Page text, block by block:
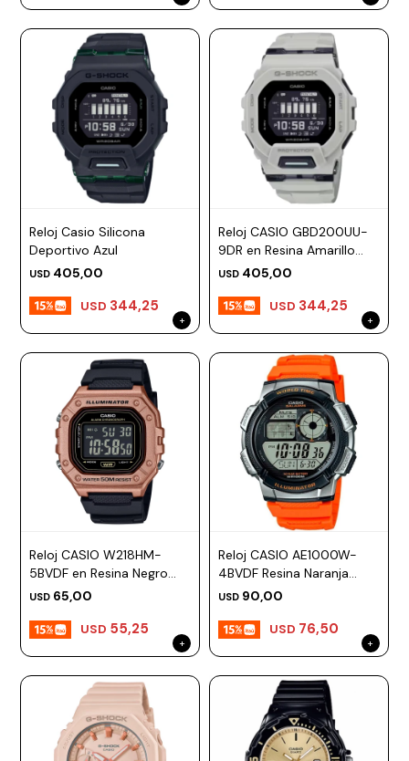
Reloj Casio Silicona
Deportivo Azul
USD 405,00
USD 344,25
Reloj CASIO GBD200UU-
9DR en Resina Amarillo
Esfera 48mm
USD 405,00
USD 344,25
Reloj CASIO W218HM-
5BVDF en Resina Negro
Esfera 43mm
USD 65,00
USD 55,25
Reloj CASIO AE1000W-
4BVDF Resina Naranja
Esfera 43mm
USD 90,00
USD 76,50